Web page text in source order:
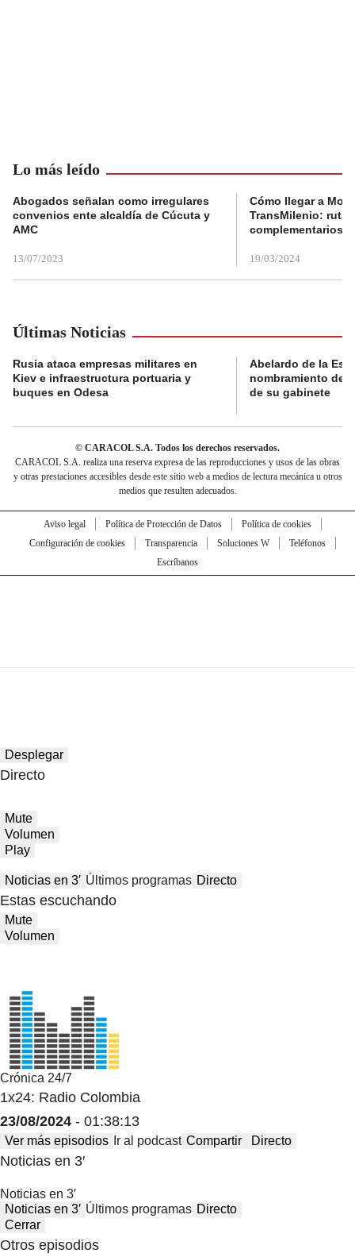
Lo más leído
Abogados señalan como irregulares
convenios ente alcaldía de Cúcuta y
AMC
13/07/2023
Cómo llegar a
TransMilenio:
complementarios
19/03/2024
Últimas Noticias
Rusia ataca empresas militares en
Kiev e infraestructura portuaria y
buques en Odesa
Abelardo de la
nombramiento de
de su gabinete
© CARACOL S.A. Todos los derechos reservados.
CARACOL S.A. realiza una reserva expresa de las reproducciones y usos de las obras
y otras prestaciones accesibles desde este sitio web a medios de lectura mecánica u otros
medios que resulten adecuados.
Aviso legal Política de Protección de Datos
Política de cookies
Configuración de cookies
Transparencia Soluciones W
Teléfonos
Escríbanos
Desplegar
Directo
Mute
Volumen
Play
Noticias en 3′ Últimos programas Directo
Estas escuchando
Mute
Volumen
Crónica 24/7
1x24: Radio Colombia
23/08/2024 - 01:38:13
Ver más episodios Ir al podcast Compartir Directo
Noticias en 3′
Noticias en 3′
Noticias en 3′ Últimos programas Directo
Cerrar
Otros episodios